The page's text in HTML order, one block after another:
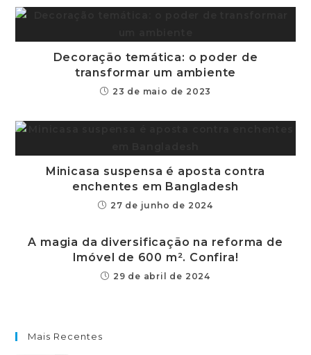
Decoração temática: o poder de
transformar um ambiente
23 de maio de 2023
Minicasa suspensa é aposta contra
enchentes em Bangladesh
27 de junho de 2024
A magia da diversificação na reforma de
Imóvel de 600 m². Confira!
29 de abril de 2024
Mais Recentes